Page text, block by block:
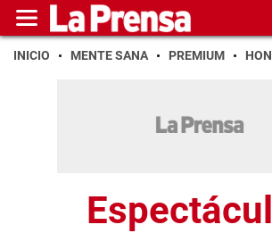
INICIO MENTE SANA PREMIUM